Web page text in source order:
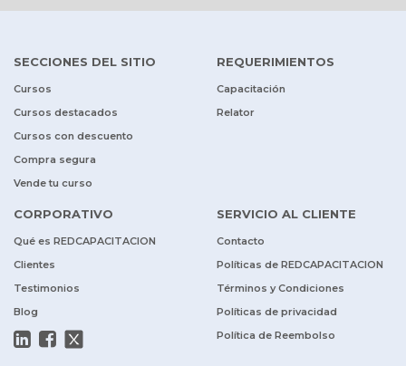
SECCIONES DEL SITIO
Cursos
Cursos destacados
Cursos con descuento
Compra segura
Vende tu curso
REQUERIMIENTOS
Capacitación
Relator
CORPORATIVO
Qué es REDCAPACITACION
Clientes
Testimonios
Blog
SERVICIO AL CLIENTE
Contacto
Políticas de REDCAPACITACION
Términos y Condiciones
Políticas de privacidad
Política de Reembolso